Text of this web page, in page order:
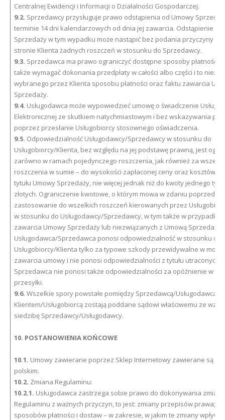
Centralnej Ewidencji i Informacji o Działalności Gospodarczej.
9.2. Sprzedawcy przysługuje prawo odstąpienia od Umowy
terminie 14 dni kalendarzowych od dnia jej zawarcia. Odstąpienie od
Sprzedaży w tym wypadku może nastąpić bez podania przyczyny i
stronie Klienta żadnych roszczeń w stosunku do Sprzedawcy.
9.3. Sprzedawca ma prawo ograniczyć dostępne sposoby płatności,
także wymagać dokonania przedpłaty w całości albo części i to
wybranego przez Klienta sposobu płatności oraz faktu zawarcia
Sprzedaży.
9.4. Usługodawca może wypowiedzieć umowę o świadczenie Usługi
Elektronicznej ze skutkiem natychmiastowym i bez wskazywania
poprzez przesłanie Usługobiorcy stosownego oświadczenia.
9.5. Odpowiedzialność Usługodawcy/Sprzedawcy w stosunku do
Usługobiorcy/Klienta, bez względu na jej podstawę prawną, jest
zarówno w ramach pojedynczego roszczenia, jak również za
roszczenia w sumie – do wysokości zapłaconej ceny oraz kosztów
tytułu Umowy Sprzedaży, nie więcej jednak niż do kwoty jednego
złotych. Ograniczenie kwotowe, o którym mowa w zdaniu
zastosowanie do wszelkich roszczeń kierowanych przez
w stosunku do Usługodawcy/Sprzedawcy, w tym także w przypadku
zawarcia Umowy Sprzedaży lub niezwiązanych z Umową Sprzedaży.
Usługodawca/Sprzedawca ponosi odpowiedzialność w stosunku do
Usługobiorcy/Klienta tylko za typowe szkody przewidywalne w
zawarcia umowy i nie ponosi odpowiedzialności z tytułu utraconych
Sprzedawca nie ponosi także odpowiedzialności za opóźnienie w
przesyłki.
9.6. Wszelkie spory powstałe pomiędzy Sprzedawcą/Usługodawcą a
Klientem/Usługobiorcą zostają poddane sądowi właściwemu ze
siedzibę Sprzedawcy/Usługodawcy.
10. POSTANOWIENIA KOŃCOWE
10.1. Umowy zawierane poprzez Sklep Internetowy zawierane są w
polskim.
10.2. Zmiana Regulaminu:
10.2.1. Usługodawca zastrzega sobie prawo do dokonywania zmian
Regulaminu z ważnych przyczyn, to jest: zmiany przepisów prawa;
sposobów płatności i dostaw – w zakresie, w jakim te zmiany